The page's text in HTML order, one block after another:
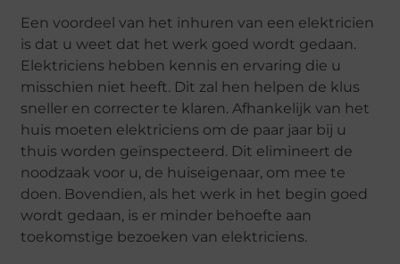
Een voordeel van het inhuren van een elektricien
is dat u weet dat het werk goed wordt gedaan.
Elektriciens hebben kennis en ervaring die u
misschien niet heeft. Dit zal hen helpen de klus
sneller en correcter te klaren. Afhankelijk van het
huis moeten elektriciens om de paar jaar bij u
thuis worden geïnspecteerd. Dit elimineert de
noodzaak voor u, de huiseigenaar, om mee te
doen. Bovendien, als het werk in het begin goed
wordt gedaan, is er minder behoefte aan
toekomstige bezoeken van elektriciens.